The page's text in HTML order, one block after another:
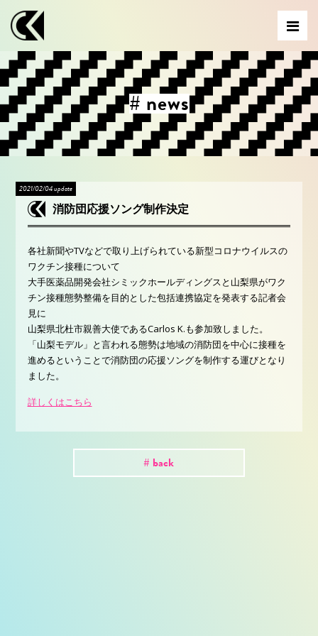
# news
2021/02/04 update
消防団応援ソング制作決定
各社新聞やTVなどで取り上げられている新型コロナウイルスの
ワクチン接種について
大手医薬品開発会社シミックホールディングスと山梨県がワク
チン接種態勢整備を目的とした包括連携協定を発表する記者会
見に
山梨県北杜市親善大使であるCarlos K.も参加致しました。
「山梨モデル」と言われる態勢は地域の消防団を中心に接種を
進めるということで消防団の応援ソングを制作する運びとなり
ました。
詳しくはこちら
# back